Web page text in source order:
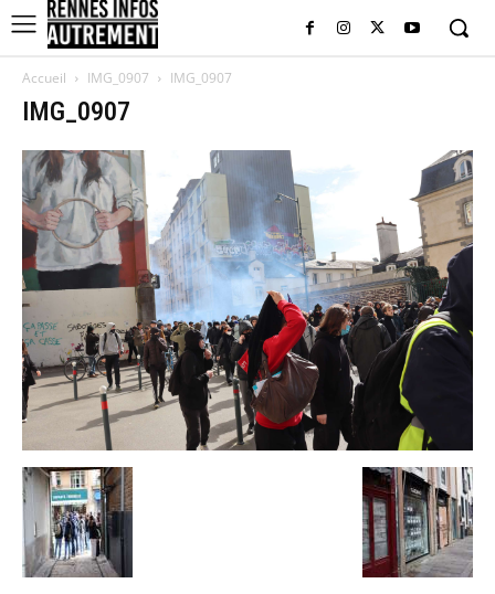
Accueil IMG_0907 IMG_0907
IMG_0907